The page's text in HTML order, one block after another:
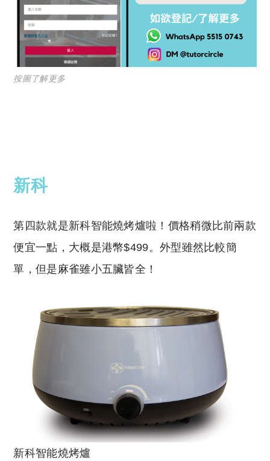
按圖了解更多
新科
第四款就是新科智能燒烤爐啦！價格稍微比前兩款
便宜一點，大概是港幣$499。外型雖然比較簡
單，但是麻雀雖小五臟皆全！
新科智能燒烤爐